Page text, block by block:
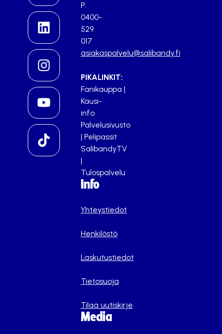
P.
0400-
529
017
asiakaspalvelu@salibandy.fi
PIKALINKIT:
Fanikauppa |
Kausi-
info
Palvelusivusto
| Pelipassit
SalibandyTV
|
Tulospalvelu
Info
Yhteystiedot
Henkilöstö
Laskutustiedot
Tietosuoja
Tilaa uutiskirje
Media